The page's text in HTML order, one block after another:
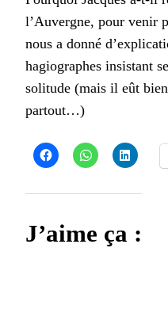
l’Auvergne, pour venir
nous a donné
hagiographes insistant
solitude (mais il eût
partout…)
J’aime ça :